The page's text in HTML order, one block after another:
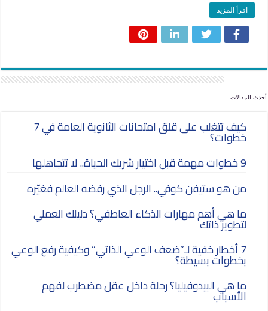
اقرأ المزيد
أحدث المقالات
كيف تتغلب على قلق امتحانات الثانوية العامة في 7
خطوات؟
9 خطوات مهمة قبل اختيار شريك الحياة.. لا تتجاهلها
من هو ستيفن كوفي.. الرجل الذي رفضه العالم فغيّره
ما هي أهم مهارات الذكاء العاطفي؟ دليلك العملي
لتطوير ذاتك
7 أخطار خفية لـ”ضعف الوعي الذاتي” وكيفية رفع الوعي
بخطوات بسيطة؟
ما هي البيدوفيليا؟ رحلة داخل عقل مضطرب لفهم
الأسباب